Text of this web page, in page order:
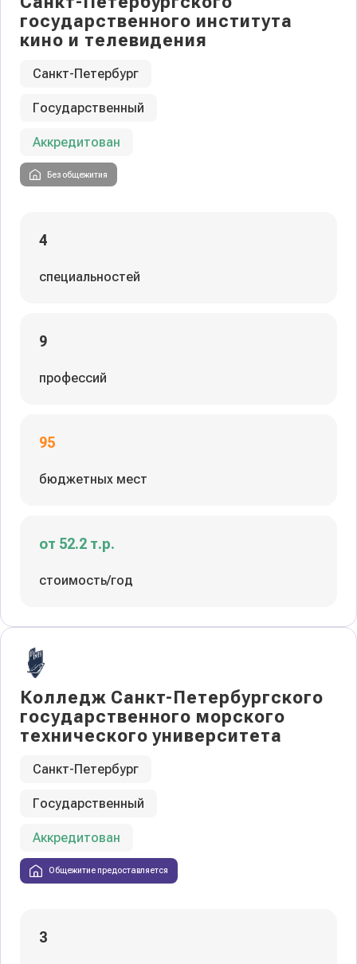
государственного института
кино и телевидения
Санкт-Петербург
Государственный
Аккредитован
Без общежития
4
специальностей
9
профессий
95
бюджетных мест
от 52.2 т.р.
стоимость/год
Колледж Санкт-Петербургского
государственного морского
технического университета
Санкт-Петербург
Государственный
Аккредитован
Общежитие предоставляется
3